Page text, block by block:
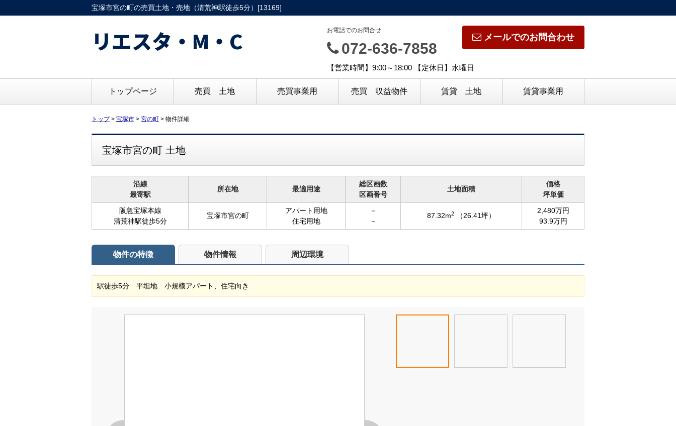
宝塚市宮の町の売買土地・売地（清荒神駅徒歩5分）[13169]
リエスタ・M・C メールでのお問合わせ
お電話でのお問合せ
072-636-7858
【営業時間】9:00～18:00 【定休日】水曜日
トップページ 売買 土地 売買事業用 売買 収益物件 賃貸 土地 賃貸事業用
トップ> 宝塚市 > 宮の町 > 物件詳細
宝塚市宮の町 土地
沿線
最寄駅
所在地 最適用途
総区画数
区画番号
土地面積
価格
坪単価
阪急宝塚本線
清荒神駅徒歩5分
宝塚市宮の町
アパート用地
住宅用地
－
－
87.32m2 （26.41坪）
2,480万円
93.9万円
物件の特徴 物件情報 周辺環境
駅徒歩5分 平坦地 小規模アパート、住宅向き